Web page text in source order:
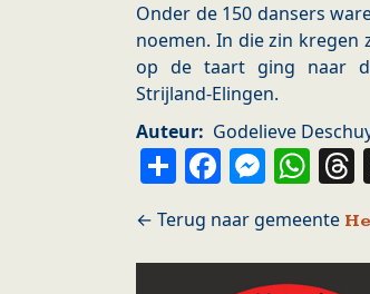
Onder de 150 dansers
noemen. In die zin kregen
op de taart ging naar
Strijland-Elingen.
Auteur
Godelieve
Share